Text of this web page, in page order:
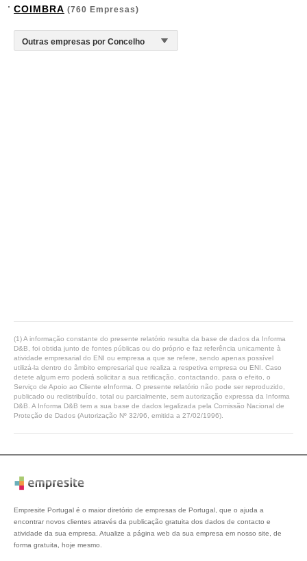
COIMBRA (760 Empresas)
(1) A informação constante do presente relatório resulta da base de dados da Informa
D&B, foi obtida junto de fontes públicas ou do próprio e faz referência unicamente à
atividade empresarial do ENI ou empresa a que se refere, sendo apenas possível
utilizá-la dentro do âmbito empresarial que realiza a respetiva empresa ou ENI. Caso
detete algum erro poderá solicitar a sua retificação, contactando, para o efeito, o
Serviço de Apoio ao Cliente eInforma. O presente relatório não pode ser reproduzido,
publicado ou redistribuído, total ou parcialmente, sem autorização expressa da Informa
D&B. A Informa D&B tem a sua base de dados legalizada pela Comissão Nacional de
Proteção de Dados (Autorização Nº 32/96, emitida a 27/02/1996).
Empresite Portugal é o maior diretório de empresas de Portugal, que o ajuda a
encontrar novos clientes através da publicação gratuita dos dados de contacto e
atividade da sua empresa. Atualize a página web da sua empresa em nosso site, de
forma gratuita, hoje mesmo.